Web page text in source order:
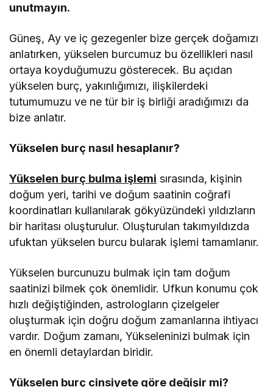
unutmayın.
Güneş, Ay ve iç gezegenler bize gerçek doğamızı
anlatırken, yükselen burcumuz bu özellikleri nasıl
ortaya koyduğumuzu gösterecek. Bu açıdan
yükselen burç, yakınlığımızı, ilişkilerdeki
tutumumuzu ve ne tür bir iş birliği aradığımızı da
bize anlatır.
Yükselen burç nasıl hesaplanır?
Yükselen burç bulma işlemi sırasında, kişinin
doğum yeri, tarihi ve doğum saatinin coğrafi
koordinatları kullanılarak gökyüzündeki yıldızların
bir haritası oluşturulur. Oluşturulan takımyıldızda
ufuktan yükselen burcu bularak işlemi tamamlanır.
Yükselen burcunuzu bulmak için tam doğum
saatinizi bilmek çok önemlidir. Ufkun konumu çok
hızlı değiştiğinden, astrologların çizelgeler
oluşturmak için doğru doğum zamanlarına ihtiyacı
vardır. Doğum zamanı, Yükseleninizi bulmak için
en önemli detaylardan biridir.
Yükselen burç cinsiyete göre değişir mi?